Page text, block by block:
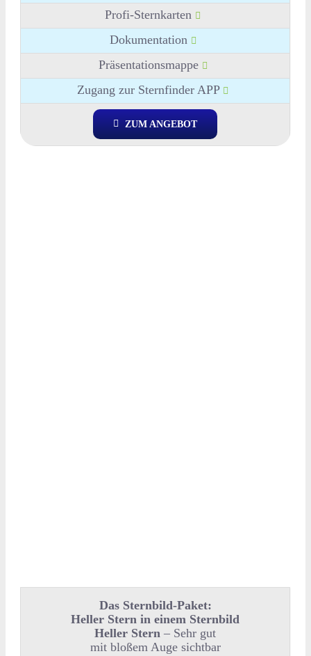
Profi-Sternkarten
Dokumentation
Präsentationsmappe
Zugang zur Sternfinder APP
ZUM ANGEBOT
Das Sternbild-Paket:
Heller Stern in einem Sternbild
Heller Stern – Sehr gut
mit bloßem Auge sichtbar